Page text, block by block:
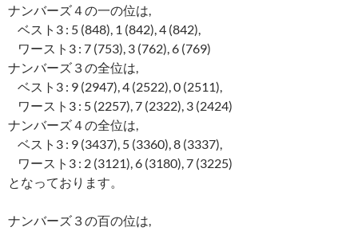
ナンバーズ４の一の位は,
ベスト3 : 5 (848), 1 (842), 4 (842),
ワースト3 : 7 (753), 3 (762), 6 (769)
ナンバーズ３の全位は,
ベスト3 : 9 (2947), 4 (2522), 0 (2511),
ワースト3 : 5 (2257), 7 (2322), 3 (2424)
ナンバーズ４の全位は,
ベスト3 : 9 (3437), 5 (3360), 8 (3337),
ワースト3 : 2 (3121), 6 (3180), 7 (3225)
となっております。
ナンバーズ３の百の位は,